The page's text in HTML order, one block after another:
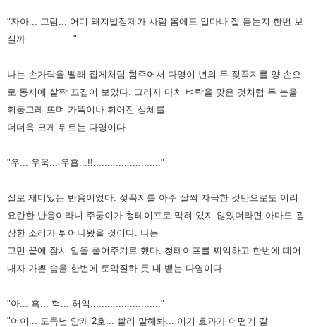
"자아... 그럼... 어디 돼지발정제가 사람 몸에도 얼마나 잘 듣는지 한번 보
실까................."
나는 손가락을 빨래 집게처럼 힘주어서 다영이 년의 두 젖꼭지를 양 손으
로 동시에 살짝 꼬집어 보았다. 그러자 마치 벼락을 맞은 것처럼 두 눈을
휘둥그레 뜨며 가뜩이나 휘어진 상체를
더더욱 크게 뒤트는 다영이다.
"우... 우욱... 우흡...!!........................"
실로 재미있는 반응이었다. 젖꼭지를 아주 살짝 자극한 것만으로도 이리
요란한 반응이라니 주둥이가 청테이프로 막혀 있지 않았더라면 아마도 굉
장한 소리가 튀어나왔을 것이다. 나는
고민 끝에 잠시 입을 풀어주기로 했다. 청테이프를 찌익하고 한번에 떼어
내자 가쁜 숨을 한번에 토악질하 듯 내 뱉는 다영이다.
"아... 흑... 헉... 허억........................."
"어이... 도둑년 암캐 2호... 빨리 말해봐... 이거 효과가 어떤거 같